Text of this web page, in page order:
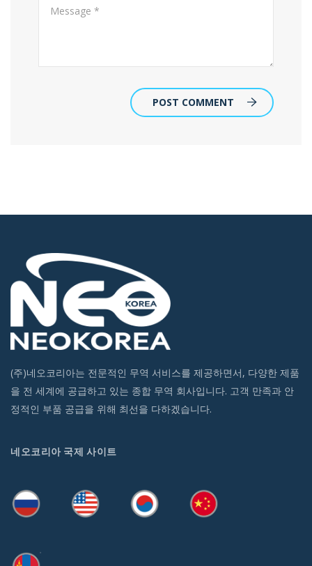
POST COMMENT
(주)네오코리아는 전문적인 무역 서비스를 제공하면서, 다양한 제품
을 전 세계에 공급하고 있는 종합 무역 회사입니다. 고객 만족과 안
정적인 부품 공급을 위해 최선을 다하겠습니다.
네오코리아 국제 사이트